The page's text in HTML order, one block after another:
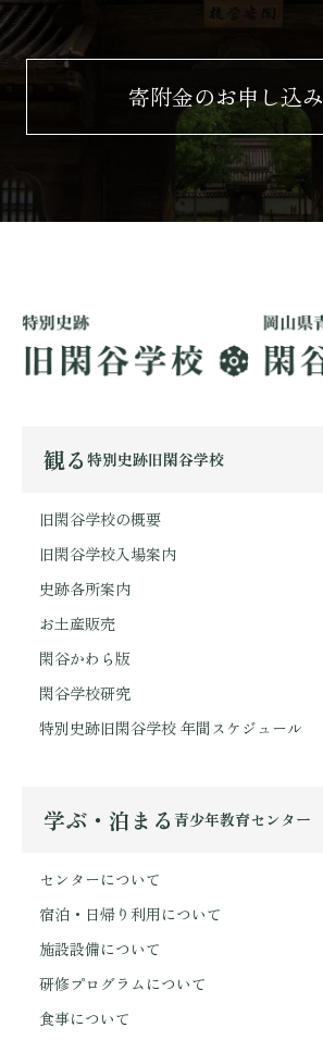
寄附金のお申し込み
観る 特別史跡旧閑谷学校
旧閑谷学校の概要
旧閑谷学校入場案内
史跡各所案内
お土産販売
閑谷かわら版
閑谷学校研究
特別史跡旧閑谷学校 年間スケジュール
学ぶ・泊まる 青少年教育センター
センターについて
宿泊・日帰り利用について
施設設備について
研修プログラムについて
食事について